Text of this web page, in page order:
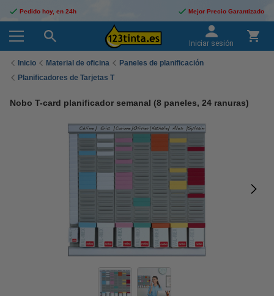
Pedido hoy, en 24h Mejor Precio Garantizado
Iniciar sesión
Inicio Material de oficina
Paneles de planificación
Planificadores de Tarjetas T
Nobo T-card planificador semanal (8 paneles, 24 ranuras)